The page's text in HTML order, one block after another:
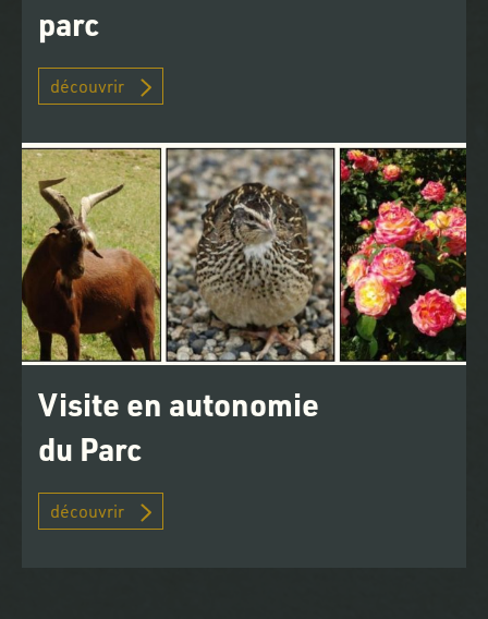
parc
découvrir
Visite en autonomie
du Parc
découvrir